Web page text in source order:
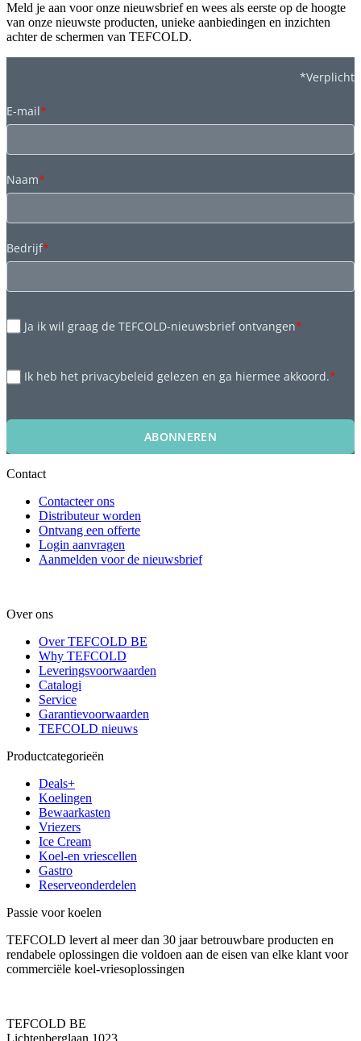
Meld je aan voor onze nieuwsbrief en wees als eerste op de hoogte
van onze nieuwste producten, unieke aanbiedingen en inzichten
achter de schermen van TEFCOLD.
*Verplicht
E-mail*
Naam*
Bedrijf*
Ja ik wil graag de TEFCOLD-nieuwsbrief ontvangen*
Ik heb het privacybeleid gelezen en ga hiermee akkoord.*
ABONNEREN
Contact
Contacteer ons
Distributeur worden
Ontvang een offerte
Login aanvragen
Aanmelden voor de nieuwsbrief
Over ons
Over TEFCOLD BE
Why TEFCOLD
Leveringsvoorwaarden
Catalogi
Service
Garantievoorwaarden
TEFCOLD nieuws
Productcategorieën
Deals+
Koelingen
Bewaarkasten
Vriezers
Ice Cream
Koel-en vriescellen
Gastro
Reserveonderdelen
Passie voor koelen
TEFCOLD levert al meer dan 30 jaar betrouwbare producten en
rendabele oplossingen die voldoen aan de eisen van elke klant voor
commerciële koel-vriesoplossingen
TEFCOLD BE